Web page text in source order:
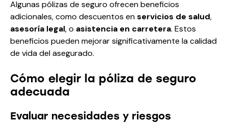
Algunas pólizas de seguro ofrecen beneficios
adicionales, como descuentos enservicios de salud,
asesoría legal, o asistencia en carretera. Estos
beneficios pueden mejorar significativamente la calidad
de vida del asegurado.
Cómo elegir la póliza de seguro
adecuada
Evaluar necesidades y riesgos